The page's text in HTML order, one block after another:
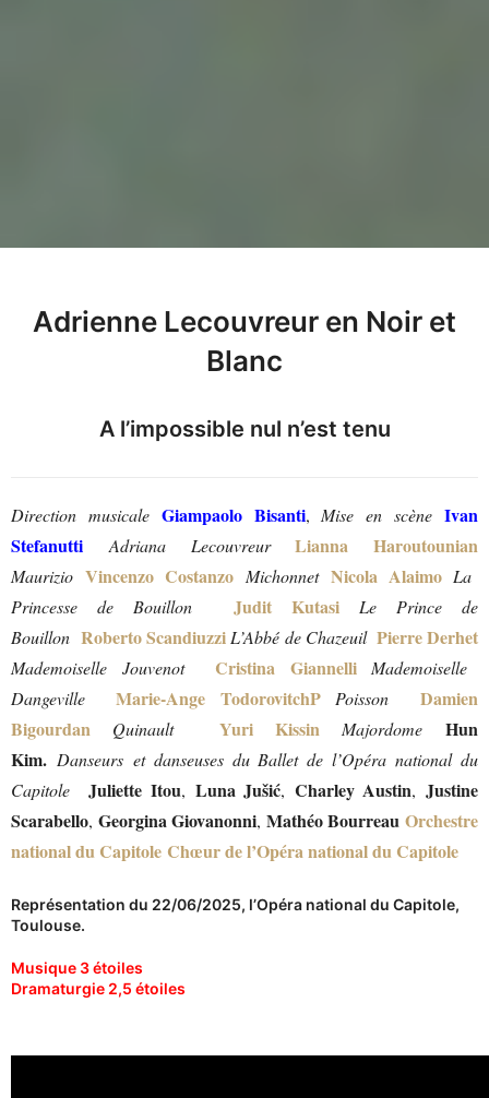
Adrienne Lecouvreur en Noir et
Blanc
A l’impossible nul n’est tenu
Direction musicale Giampaolo Bisanti,Mise en scène Ivan
Stefanutti Adriana LecouvreurLianna Haroutounian
Maurizio Vincenzo Costanzo Michonnet Nicola Alaimo La
Princesse de Bouillon
Judit Kutasi
Le Prince de
Bouillon Roberto ScandiuzziL’Abbé de Chazeuil Pierre Derhet
Mademoiselle Jouvenot Cristina GiannelliMademoiselle
Dangeville
Marie-Ange TodorovitchP Poisson
Damien
Bigourdan Quinault Yuri Kissin Majordome Hun
Kim. Danseurs et danseuses du Ballet de l’Opéra national du
Capitole
Juliette Itou, Luna Jušić, Charley Austin, Justine
Scarabello, Georgina Giovanonni, Mathéo Bourreau Orchestre
national du Capitole Chœur de l’Opéra national du Capitole
Représentation du 22/06/2025, l’Opéra national du Capitole,
Toulouse.
Musique 3 étoiles
Dramaturgie 2,5 étoiles